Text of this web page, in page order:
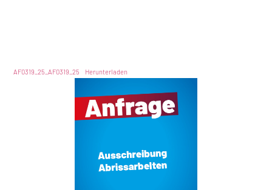
AF0319_25_AF0319_25 Herunterladen